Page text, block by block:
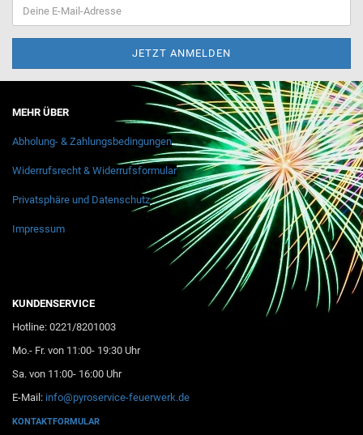
MEHR ÜBER
Abholung- & Zahlungsbedingungen
Widerrufsrecht & Widerrufsformular
Privatsphäre und Datenschutz
Impressum
KUNDENSERVICE
Hotline: 0221/8201003
Mo.- Fr. von 11:00- 19:30 Uhr
Sa. von 11:00- 16:00 Uhr
E-Mail: info@pyroservice-feuerwerk.de
KONTAKTFORMULAR